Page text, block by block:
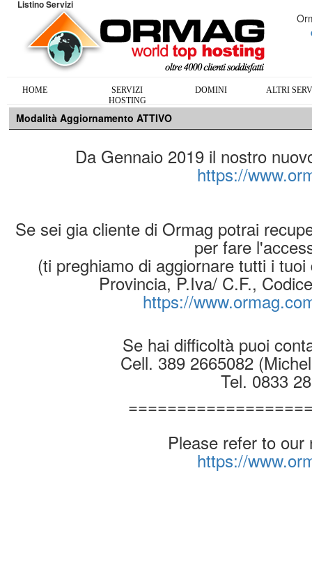
Listino Servizi
HOME
SERVIZI
HOSTING
DOMINI ALTRI
Modalità Aggiornamento ATTIVO
Da Gennaio 2019 il nostro
https://
Se sei gia cliente di Ormag potrai
per fare
(ti preghiamo di aggiornare tutti i
Provincia, P.Iva/ C.F.,
https://
Se hai difficoltà puoi
Cell. 389 2665082
Tel. 0833
Please refer to our
https://